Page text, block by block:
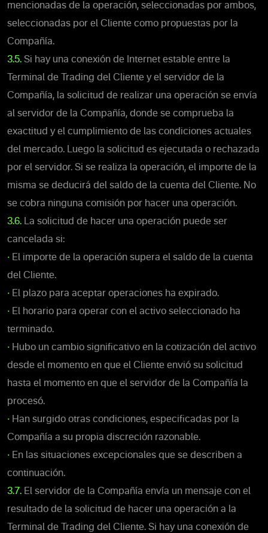
mencionadas de la operación, seleccionadas por ambos,
seleccionadas por el Cliente como propuestas por la
Compañía.
3.5. Si hay una conexión de Internet estable entre la
Terminal de Trading del Cliente y el servidor de la
Compañía, la solicitud de realizar una operación se envía
al servidor de la Compañía, donde se comprueba la
exactitud y el cumplimiento de las condiciones actuales
del mercado. Luego la solicitud es ejecutada o rechazada
por el servidor. Si se realiza la operación, el importe de la
misma se deducirá del saldo de la cuenta del Cliente. No
se cobra ninguna comisión por hacer una operación.
3.6. La solicitud de hacer una operación puede ser
cancelada si:
• El importe de la operación supera el saldo de la cuenta
del Cliente.
• El plazo para aceptar operaciones ha expirado.
• El horario para operar con el activo seleccionado ha
terminado.
• Hubo un cambio significativo en la cotización del activo
desde el momento en que el Cliente envió su solicitud
hasta el momento en que el servidor de la Compañía la
procesó.
• Han surgido otras condiciones, especificadas por la
Compañía a su propia discreción razonable.
• En las situaciones excepcionales que se describen a
continuación.
3.7. El servidor de la Compañía envía un mensaje con el
resultado de la solicitud de hacer una operación a la
Terminal de Trading del Cliente. Si hay una conexión de